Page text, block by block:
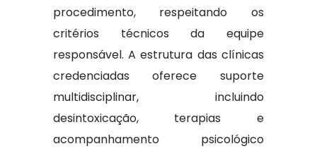
procedimento, respeitando os
critérios técnicos da equipe
responsável. A estrutura das clínicas
credenciadas oferece suporte
multidisciplinar, incluindo
desintoxicação, terapias e
acompanhamento psicológico